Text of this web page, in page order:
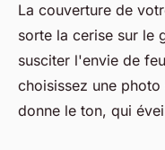
La couverture de
sorte la cerise sur le
susciter l'envie de
choisissez une
donne le ton, qui